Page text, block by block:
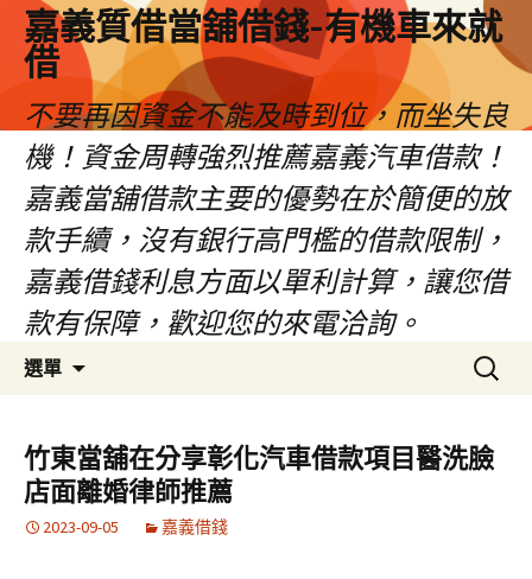
嘉義質借當舖借錢-有機車來就
借
不要再因資金不能及時到位，而坐失良
機！資金周轉強烈推薦嘉義汽車借款！
嘉義當舖借款主要的優勢在於簡便的放
款手續，沒有銀行高門檻的借款限制，
嘉義借錢利息方面以單利計算，讓您借
款有保障，歡迎您的來電洽詢。
選單
容
區
搜
尋
鍵
字:
竹東當舖在分享彰化汽車借款項目醫洗臉
店面離婚律師推薦
2023-09-05 嘉義借錢